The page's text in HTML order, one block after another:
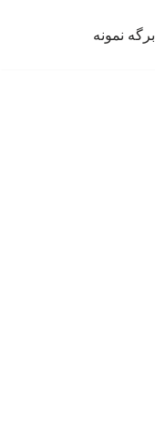
برگه نمونه